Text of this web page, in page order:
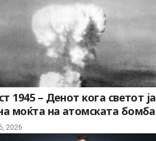
1945 – Денот кога светот ја
моќта на атомската бомба
2026